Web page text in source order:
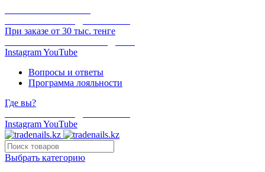
При заказе от 30 тыс. тенге
InstagramYouTube
Вопросы и ответы
Программа лояльности
Где вы?
InstagramYouTube
Выбрать категорию